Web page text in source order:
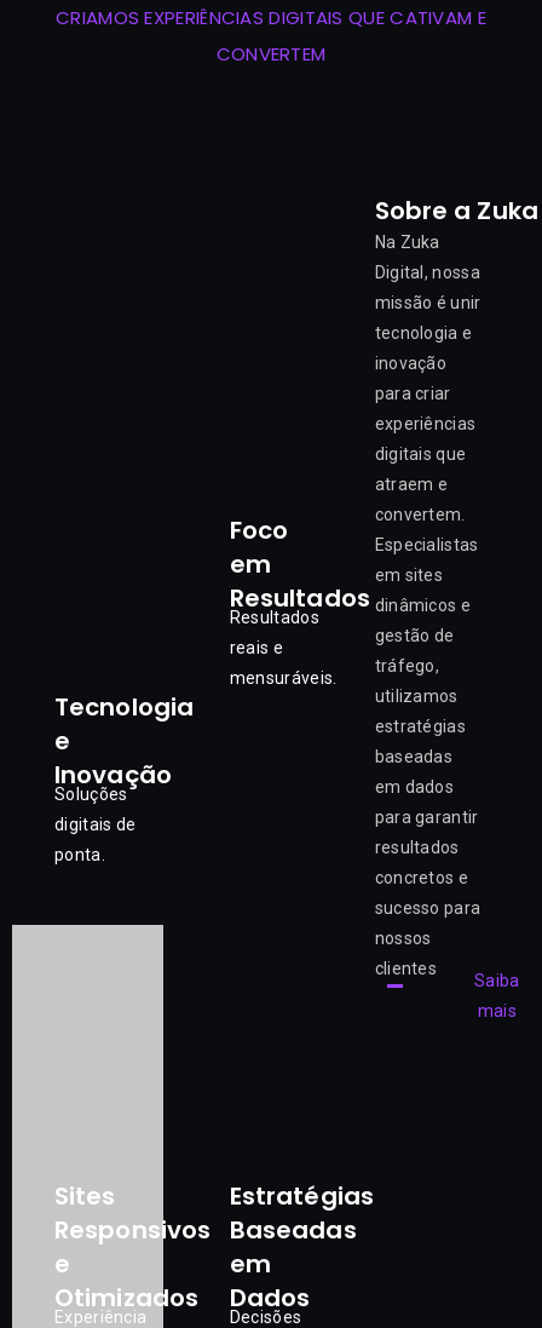
CRIAMOS EXPERIÊNCIAS DIGITAIS QUE CATIVAM E
CONVERTEM
Tecnologia
e
Inovação
Soluções
digitais de
ponta.
Sites
Responsivos
e
Otimizados
Experiência
Foco
em
Resultados
Resultados
reais e
mensuráveis.
Estratégias
Baseadas
em
Dados
Decisões
Sobre a Zuka
Na Zuka
Digital, nossa
missão é unir
tecnologia e
inovação
para criar
experiências
digitais que
atraem e
convertem.
Especialistas
em sites
dinâmicos e
gestão de
tráfego,
utilizamos
estratégias
baseadas
em dados
para garantir
resultados
concretos e
sucesso para
nossos
clientes
Saiba
mais